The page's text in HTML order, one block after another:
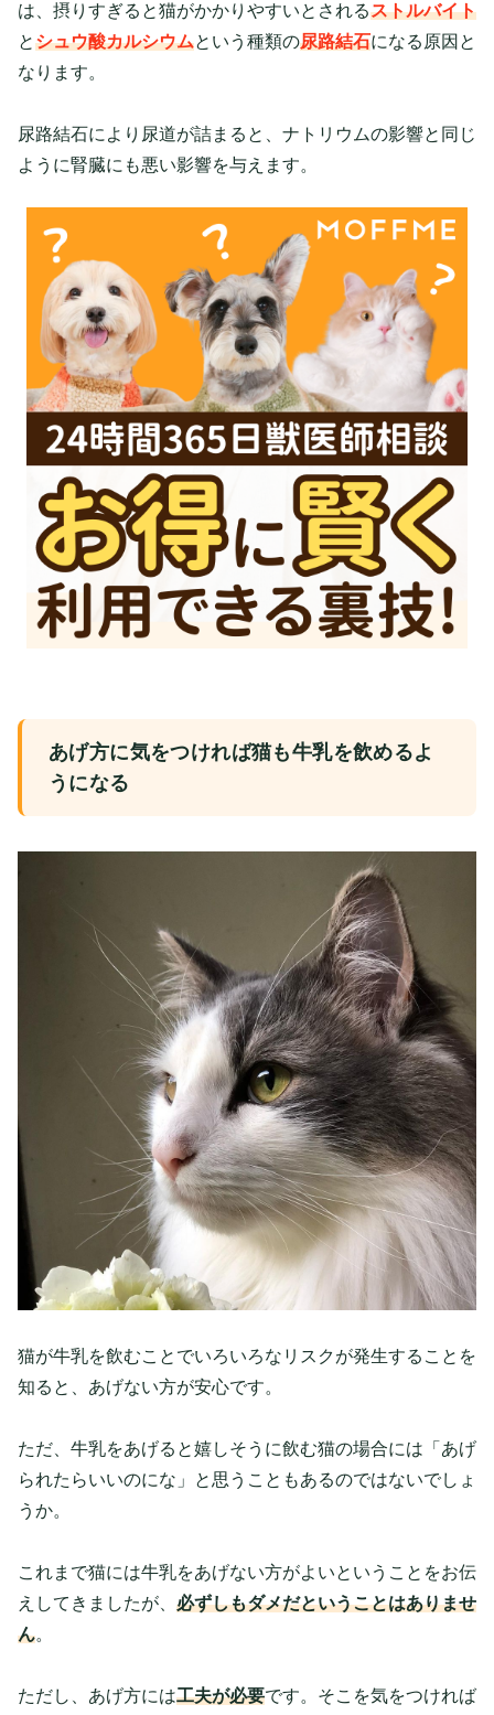
は、摂りすぎると猫がかかりやすいとされるストルバイト
とシュウ酸カルシウムという種類の尿路結石になる原因と
なります。
尿路結石により尿道が詰まると、ナトリウムの影響と同じ
ように腎臓にも悪い影響を与えます。
あげ方に気をつければ猫も牛乳を飲めるよ
うになる
猫が牛乳を飲むことでいろいろなリスクが発生することを
知ると、あげない方が安心です。
ただ、牛乳をあげると嬉しそうに飲む猫の場合には「あげ
られたらいいのにな」と思うこともあるのではないでしょ
うか。
これまで猫には牛乳をあげない方がよいということをお伝
えしてきましたが、 必ずしもダメだということはありませ
ん。
ただし、あげ方には工夫が必要です。そこを気をつければ